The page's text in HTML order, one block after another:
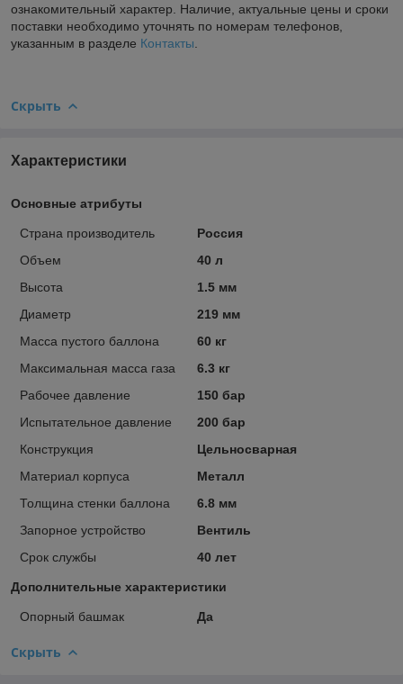
ознакомительный характер. Наличие, актуальные цены и сроки
поставки необходимо уточнять по номерам телефонов,
указанным в разделе Контакты
Скрыть
Характеристики
Основные атрибуты
Страна производитель
Россия
Объем
40 л
Высота
1.5 мм
Диаметр
219 мм
Масса пустого баллона
60 кг
Максимальная масса газа
6.3 кг
Рабочее давление
150 бар
Испытательное давление
200 бар
Конструкция
Цельносварная
Материал корпуса
Металл
Толщина стенки баллона
6.8 мм
Запорное устройство
Вентиль
Срок службы
40 лет
Дополнительные характеристики
Опорный башмак Да
Скрыть